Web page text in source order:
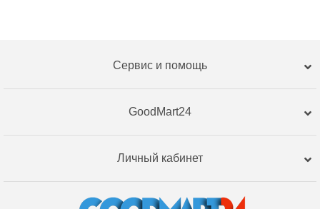
Сервис и помощь
GoodMart24
Личный кабинет